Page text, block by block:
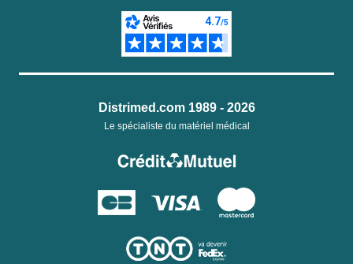
Distrimed.com 1989 - 2026
Le spécialiste du matériel médical